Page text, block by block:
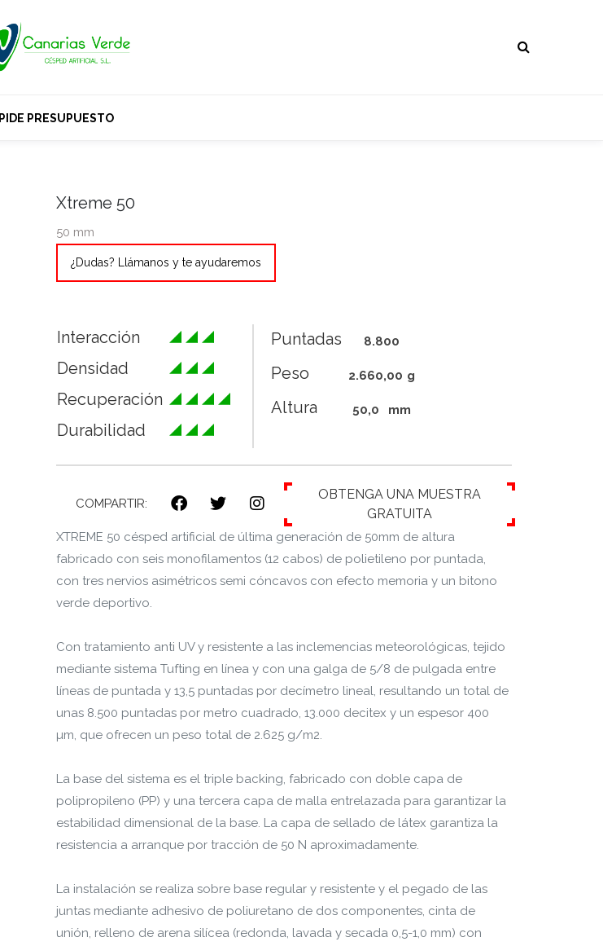
PIDE PRESUPUESTO
Xtreme 50
50 mm
¿Dudas? Llámanos y te ayudaremos
Interacción
Densidad
Recuperación
Durabilidad
Puntadas 8.800
Peso 2.660,00 g
Altura 50,0 mm
COMPARTIR:
OBTENGA UNA MUESTRA
GRATUITA
XTREME 50 césped artificial de última generación de 50mm de altura
fabricado con seis monofilamentos (12 cabos) de polietileno por puntada,
con tres nervios asimétricos semi cóncavos con efecto memoria y un bitono
verde deportivo.
Con tratamiento anti UV y resistente a las inclemencias meteorológicas, tejido
mediante sistema Tufting en línea y con una galga de 5/8 de pulgada entre
líneas de puntada y 13,5 puntadas por decímetro lineal, resultando un total de
unas 8.500 puntadas por metro cuadrado, 13.000 decitex y un espesor 400
µm, que ofrecen un peso total de 2.625 g/m2.
La base del sistema es el triple backing, fabricado con doble capa de
polipropileno (PP) y una tercera capa de malla entrelazada para garantizar la
estabilidad dimensional de la base. La capa de sellado de látex garantiza la
resistencia a arranque por tracción de 50 N aproximadamente.
La instalación se realiza sobre base regular y resistente y el pegado de las
juntas mediante adhesivo de poliuretano de dos componentes, cinta de
unión, relleno de arena silícea (redonda, lavada y secada 0,5-1,0 mm) con